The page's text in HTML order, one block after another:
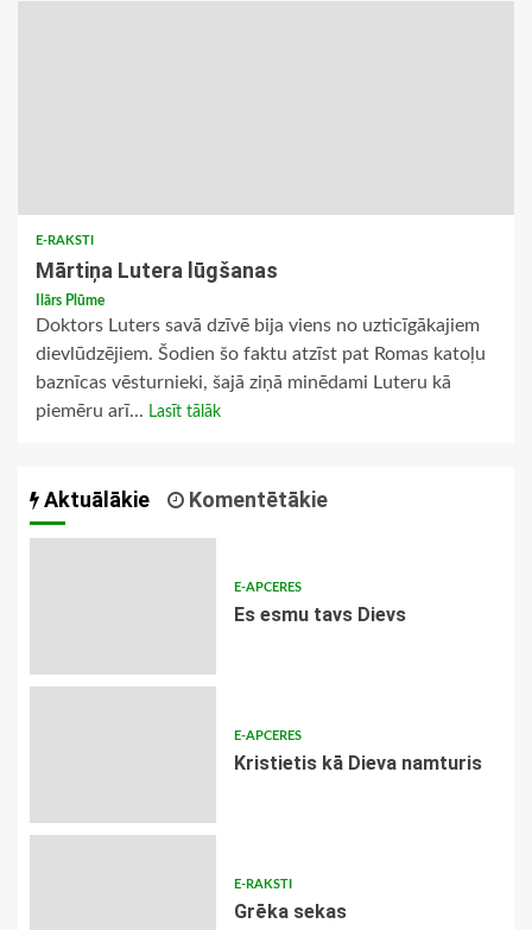
E-RAKSTI
Mārtiņa Lutera lūgšanas
Ilārs Plūme
Doktors Luters savā dzīvē bija viens no uzticīgākajiem
dievlūdzējiem. Šodien šo faktu atzīst pat Romas katoļu
baznīcas vēsturnieki, šajā ziņā minēdami Luteru kā
piemēru arī... Lasīt tālāk
Aktuālākie Komentētākie
E-APCERES
Es esmu tavs Dievs
E-APCERES
Kristietis kā Dieva namturis
E-RAKSTI
Grēka sekas